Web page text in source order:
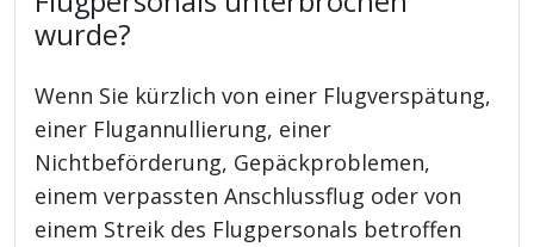
wurde?
Wenn Sie kürzlich von einer Flugverspätung,
einer Flugannullierung, einer
Nichtbeförderung, Gepäckproblemen,
einem verpassten Anschlussflug oder von
einem Streik des Flugpersonals betroffen